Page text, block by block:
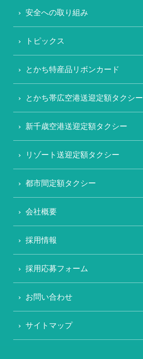
安全への取り組み
トピックス
とかち特産品リボンカード
とかち帯広空港送迎定額タクシー
新千歳空港送迎定額タクシー
リゾート送迎定額タクシー
都市間定額タクシー
会社概要
採用情報
採用応募フォーム
お問い合わせ
サイトマップ